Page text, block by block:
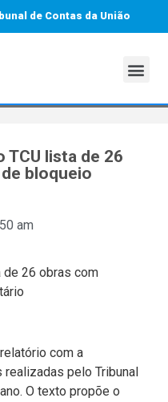
de Contas da União
TCU lista de 26
bloqueio
am
de 26 obras com
com a
pelo Tribunal
O texto propõe o